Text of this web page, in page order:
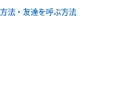
法・友達を呼ぶ方法